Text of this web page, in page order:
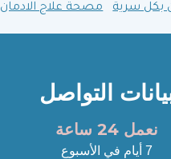
بكل سرية
مصحة علاج الادمان
التواصل
نعمل 24 ساعة
7 أيام في الأسبوع